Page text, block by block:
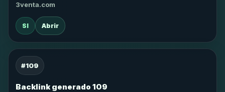
3venta.com
SI Abrir
#109
Backlink generado 109